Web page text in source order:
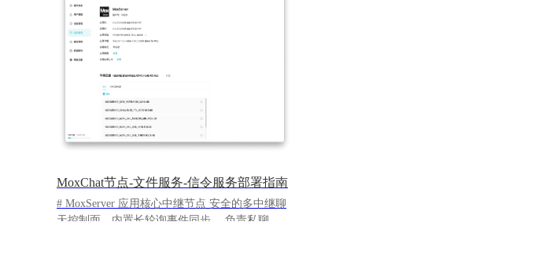
MoxChat节点-文件服务-信令服务部署指南
# MoxServer 应用核心中继节点 安全的多中继聊
天控制面，内置长轮询事件同步。 负责私聊、群